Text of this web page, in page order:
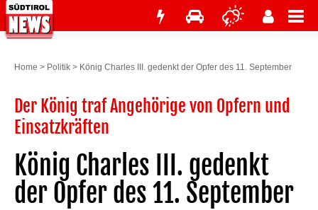
Home > Politik > König Charles III. gedenkt der Opfer des 11. September
Der König traf Angehörige von Opfern und
Einsatzkräften
König Charles III. gedenkt
der Opfer des 11. September